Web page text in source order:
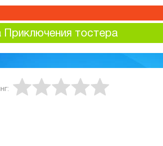
Приключения тостера